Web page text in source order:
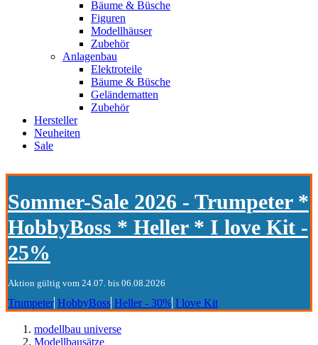
Bäume & Büsche
Figuren
Modellhäuser
Zubehör
Anlagenbau
Elektroteile
Bäume & Büsche
Geländematten
Zubehör
Hersteller
Neuheiten
Sale
Sommer-Sale 2026 - Trumpeter *
HobbyBoss * Heller * I love Kit -
25%
Aktion gültig vom 24.07. bis 06.08.2026
Trumpeter HobbyBoss Heller - 30% I love Kit
modellbau universe
Modellbausätze